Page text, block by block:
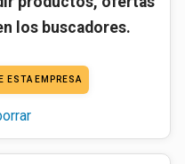
los buscadores.
ESTA EMPRESA